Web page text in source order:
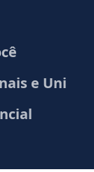
e Uni